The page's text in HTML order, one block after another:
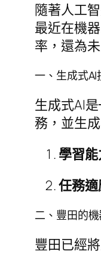
隨著人工
最近在機
率，還為
一、生成式
生成式AI
務，並生
學習
任務
二、豐田的
豐田已經